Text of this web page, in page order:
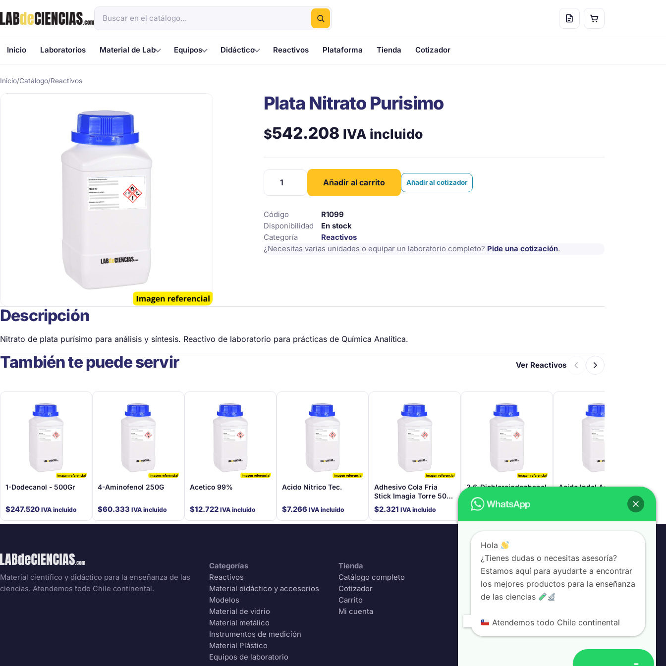
Inicio Laboratorios Material de Lab Equipos Didáctico Reactivos Plataforma Tienda Cotizador
Inicio/Catálogo/Reactivos
Plata Nitrato Purisimo
$542.208 IVA incluido
Plata
Nitrato
cantidad
Añadir al carrito Añadir al cotizador
Código
R1099
Disponibilidad
En stock
Categoría
Reactivos
¿Necesitas varias unidades o equipar un laboratorio completo? Pide una cotización.
Descripción
Nitrato de plata purísimo para análisis y síntesis. Reactivo de laboratorio para prácticas de Química Analítica.
También te puede servir Ver Reactivos
1-Dodecanol - 500Gr
$247.520 IVA incluido
4-Aminofenol 250G
$60.333 IVA incluido
Acetico 99%
$12.722 IVA incluido
Acido Nitrico Tec.
$7.266 IVA incluido
Adhesivo Cola Fria
Stick Imagia Torre 500
Gr
$2.321 IVA incluido
2.6-Dichloroindophenol
$160.347 IVA incluido
Acido Indol Acético En
Material científico y didáctico para la enseñanza de las
ciencias. Atendemos todo Chile continental.
Categorías
Reactivos
Material didáctico y accesorios
Modelos
Material de vidrio
Material metálico
Instrumentos de medición
Material Plástico
Equipos de laboratorio
Tienda
Catálogo completo
Cotizador
Carrito
Mi cuenta
Información
Términos y condiciones
Devoluciones
bio-class.com
Hola
¿Tienes dudas o necesitas asesoría?
Estamos aquí para ayudarte a encontrar
los mejores productos para la enseñanza
de las ciencias
Atendemos todo Chile continental